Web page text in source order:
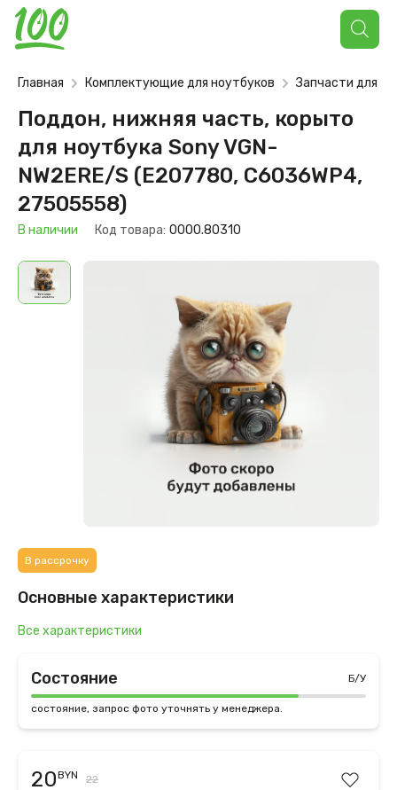
Поиск
товаров
Главная Комплектующие для ноутбуков Запчасти для
Поддон, нижняя часть, корыто
для ноутбука Sony VGN-
NW2ERE/S (E207780, C6036WP4,
27505558)
В наличии Код товара: 0000.80310
В рассрочку
Основные характеристики
Все характеристики
Состояние Б/У
состояние, запрос фото уточнять у менеджера.
20BYN 22